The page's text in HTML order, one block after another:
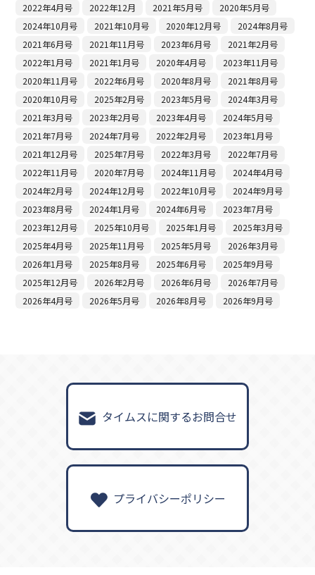
2022年4月号
2022年12月 2021年5月号
2020年5月号
2024年10月号
2021年10月号 2020年12月号
2024年8月号
2021年6月号
2021年11月号 2023年6月号
2021年2月号
2022年1月号
2021年1月号 2020年4月号
2023年11月号
2020年11月号
2022年6月号 2020年8月号
2021年8月号
2020年10月号
2025年2月号 2023年5月号
2024年3月号
2021年3月号
2023年2月号 2023年4月号
2024年5月号
2021年7月号
2024年7月号 2022年2月号
2023年1月号
2021年12月号
2025年7月号 2022年3月号
2022年7月号
2022年11月号
2020年7月号 2024年11月号
2024年4月号
2024年2月号
2024年12月号 2022年10月号
2024年9月号
2023年8月号
2024年1月号 2024年6月号
2023年7月号
2023年12月号
2025年10月号 2025年1月号
2025年3月号
2025年4月号
2025年11月号 2025年5月号
2026年3月号
2026年1月号
2025年8月号 2025年6月号
2025年9月号
2025年12月号
2026年2月号 2026年6月号
2026年7月号
2026年4月号
2026年5月号 2026年8月号 2026年9月号
タイムスに関するお問合せ
プライバシーポリシー